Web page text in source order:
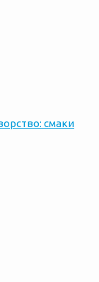
смаки